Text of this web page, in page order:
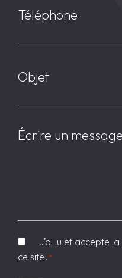
lé
é
h
n
*
b
e
*
e
R
G
J’ai lu et accepte la
ce site. *